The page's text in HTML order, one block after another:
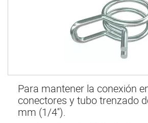
Para mantener la conexión
conectores y tubo trenzado
mm (1/4'').